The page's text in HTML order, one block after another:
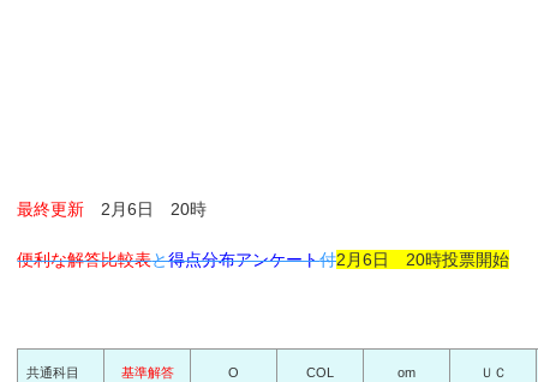
最終更新 2月6日 20時
便利な解答比較表と得点分布アンケート付2月6日 20時投票開始
共通科目 基準解答 O COL om ＵＣ